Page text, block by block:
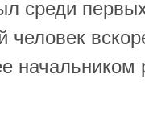
среди
начальником